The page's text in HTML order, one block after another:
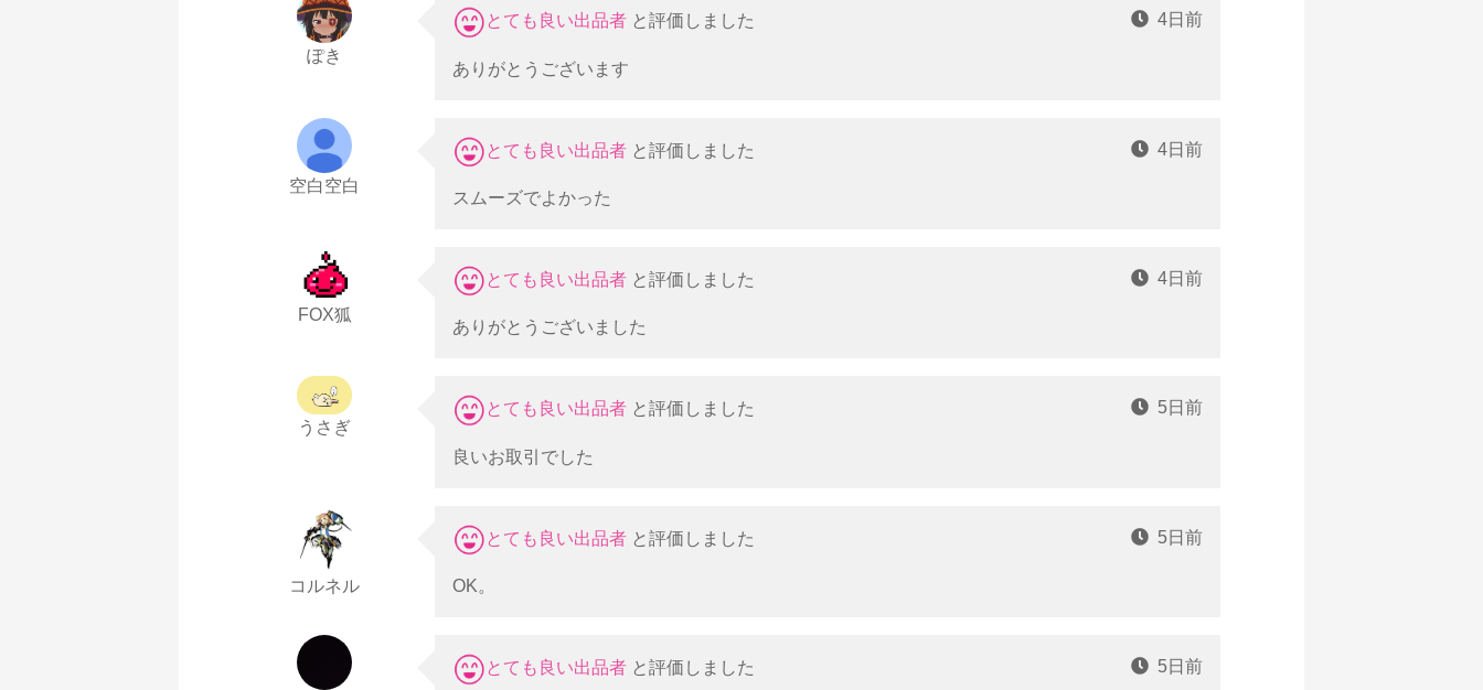
ぽき
とても良い出品者 と評価しました
ありがとうございます
4日前
空白空白
とても良い出品者 と評価しました
スムーズでよかった
4日前
FOX狐
とても良い出品者 と評価しました
ありがとうございました
4日前
うさぎ
とても良い出品者 と評価しました
良いお取引でした
5日前
コルネル
とても良い出品者 と評価しました
OK。
5日前
とても良い出品者 と評価しました 5日前